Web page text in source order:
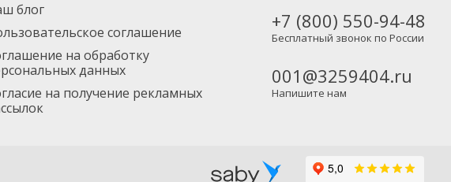
блог
соглашение
на обработку
данных
на получение рекламных
+7 (800) 550-94-48
Бесплатный звонок по России
001@3259404.ru
Напишите нам